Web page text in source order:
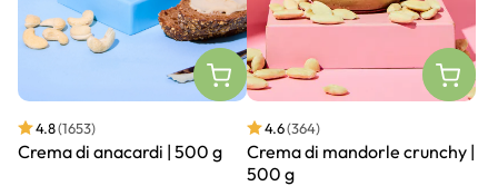
4.8(1653)
Crema di anacardi | 500 g
4.6(364)
Crema di mandorle crunchy |
500 g